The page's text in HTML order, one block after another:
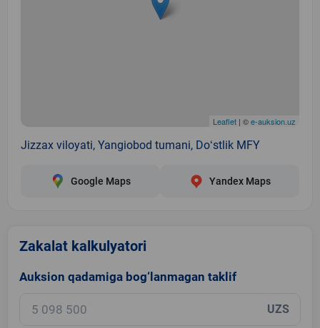
Leaflet | ©e-auksion.uz
Jizzax viloyati, Yangiobod tumani, Doʻstlik MFY
Google Maps Yandex Maps
Zakalat kalkulyatori
Auksion qadamiga bog‘lanmagan taklif
UZS